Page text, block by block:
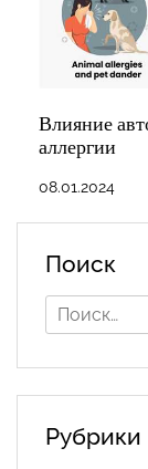
Влияние
аллергии
08.01.2024
Поиск
Найти:
Рубрики